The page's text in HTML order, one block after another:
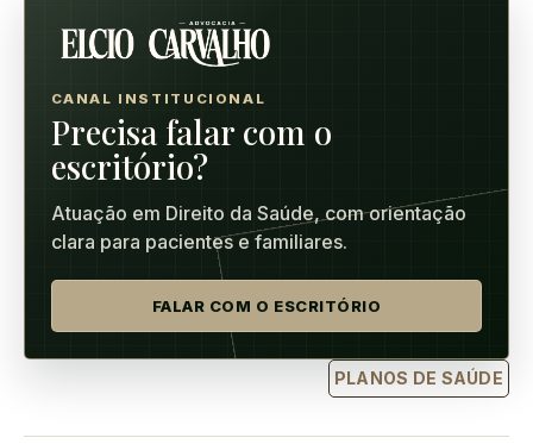
CANAL INSTITUCIONAL
Precisa falar com o
escritório?
Atuação em Direito da Saúde, com orientação
clara para pacientes e familiares.
FALAR COM O ESCRITÓRIO
PLANOS DE SAÚDE